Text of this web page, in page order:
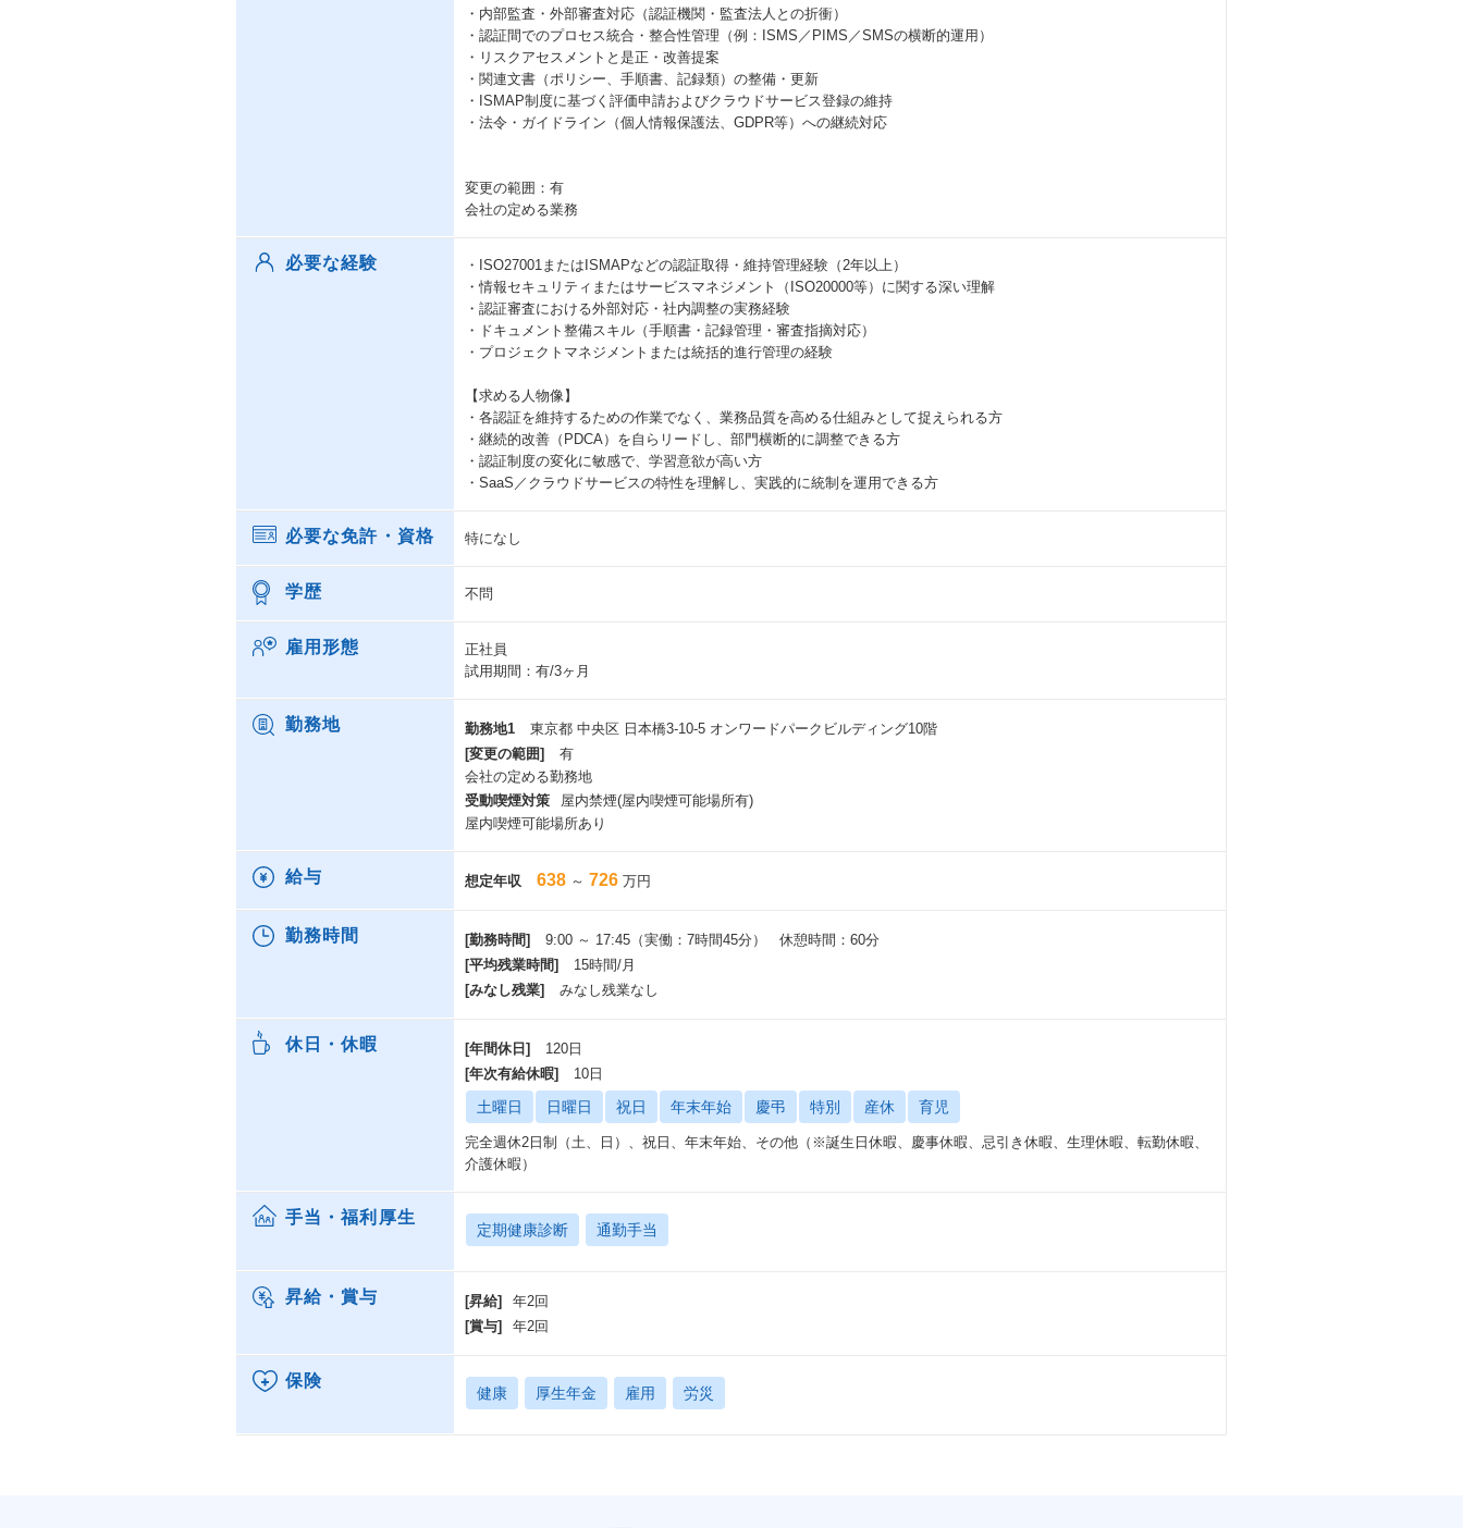
・内部監査・外部審査対応（認証機関・監査法人との折衝）
・認証間でのプロセス統合・整合性管理（例：ISMS／PIMS／SMSの横断的運用）
・リスクアセスメントと是正・改善提案
・関連文書（ポリシー、手順書、記録類）の整備・更新
・ISMAP制度に基づく評価申請およびクラウドサービス登録の維持
・法令・ガイドライン（個人情報保護法、GDPR等）への継続対応
変更の範囲：有
会社の定める業務
必要な経験
・ISO27001またはISMAPなどの認証取得・維持管理経験（2年以上）
・情報セキュリティまたはサービスマネジメント（ISO20000等）に関する深い理解
・認証審査における外部対応・社内調整の実務経験
・ドキュメント整備スキル（手順書・記録管理・審査指摘対応）
・プロジェクトマネジメントまたは統括的進行管理の経験
【求める人物像】
・各認証を維持するための作業でなく、業務品質を高める仕組みとして捉えられる方
・継続的改善（PDCA）を自らリードし、部門横断的に調整できる方
・認証制度の変化に敏感で、学習意欲が高い方
・SaaS／クラウドサービスの特性を理解し、実践的に統制を運用できる方
必要な免許・資格 特になし
学歴 不問
雇用形態
正社員
試用期間：有/3ヶ月
勤務地 勤務地1
東京都 中央区 日本橋3-10-5 オンワードパークビルディング10階
[変更の範囲]
有
会社の定める勤務地
受動喫煙対策
屋内禁煙(屋内喫煙可能場所有)
屋内喫煙可能場所あり
給与 想定年収 638 ～ 726 万円
勤務時間 [勤務時間]
9:00 ～ 17:45（実働：7時間45分） 休憩時間：60分
[平均残業時間]
15時間/月
[みなし残業]
みなし残業なし
休日・休暇 [年間休日]
120日
[年次有給休暇]
10日
土曜日 日曜日 祝日 年末年始 慶弔 特別 産休 育児
完全週休2日制（土、日）、祝日、年末年始、その他（※誕生日休暇、慶事休暇、忌引き休暇、生理休暇、転勤休暇、
介護休暇）
手当・福利厚生
定期健康診断 通勤手当
昇給・賞与 [昇給]
年2回
[賞与]
年2回
保険
健康 厚生年金 雇用 労災